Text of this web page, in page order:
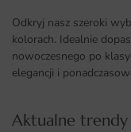
Odkryj nasz szeroki
kolorach. Idealnie
nowoczesnego po
elegancji i
Aktualne trendy​